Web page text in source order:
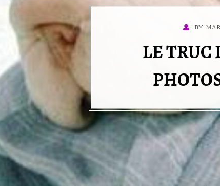
BY
LE